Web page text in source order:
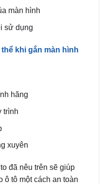
màn hình
sử dụng
khi gắn màn hình
hãng
trình
xuyên
đã nêu trên sẽ giúp
ô tô một cách an toàn